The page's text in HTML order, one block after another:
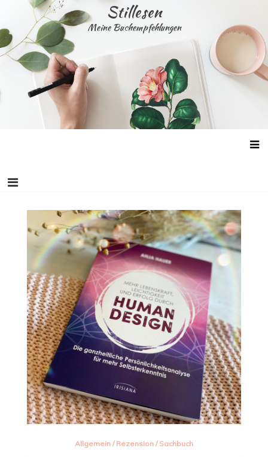
content
Stillesen
Meine Buchempfehlungen
Allgemein/ Rezension/ Sachbuch